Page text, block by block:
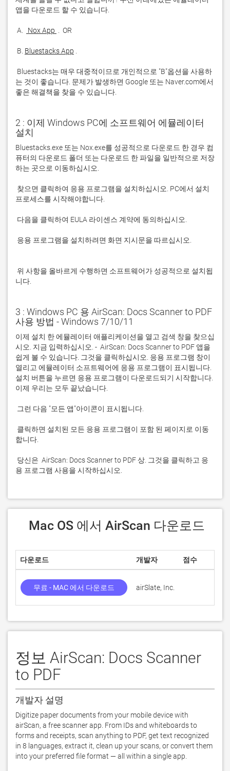
A. Nox App
B. Bluestacks App
는 것이 좋습니다. 문제가 발생하면 Google 또는 Naver.com에서
좋은 해결책을 찾을 수 있습니다.
2 : 이제 Windows PC에 소프트웨어 에뮬레이터
설치
Bluestacks.exe 또는 Nox.exe를 성공적으로 다운로드 한 경우 컴
퓨터의 다운로드 폴더 또는 다운로드 한 파일을 일반적으로 저장
니다.
3 : Windows PC 용 AirScan: Docs Scanner to PDF
사용 방법 - Windows 7/10/11
이제 설치 한 에뮬레이터 애플리케이션을 열고 검색 창을 찾으십
시오. 지금 입력하십시오. -  AirScan: Docs Scanner to PDF 앱을
쉽게 볼 수 있습니다. 그것을 클릭하십시오. 응용 프로그램 창이
열리고 에뮬레이터 소프트웨어에 응용 프로그램이 표시됩니다.
설치 버튼을 누르면 응용 프로그램이 다운로드되기 시작합니다.
용 프로그램 사용을 시작하십시오.
Mac OS 에서 AirScan 다운로드
다운로드 개발자 점수
무료 - MAC 에서 다운로드 airSlate, Inc.
정보 AirScan: Docs Scanner
to PDF
개발자 설명
Digitize paper documents from your mobile device with
airScan, a free scanner app. From IDs and whiteboards to
forms and receipts, scan anything to PDF, get text recognized
in 8 languages, extract it, clean up your scans, or convert them
into your preferred file format — all within a single app.